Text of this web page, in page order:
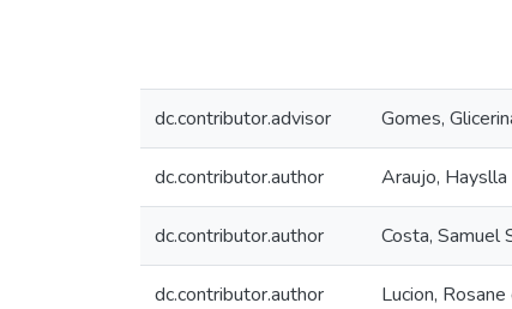
dc.contributor.advisor Gomes,
dc.contributor.author Araujo,
dc.contributor.author Costa, Samuel
dc.contributor.author Lucion,